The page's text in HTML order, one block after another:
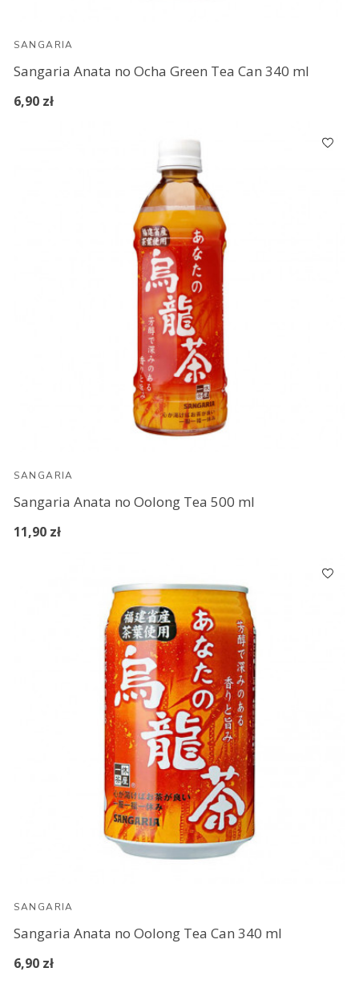
SANGARIA
Sangaria Anata no Ocha Green Tea Can 340 ml
6,90 zł
SANGARIA
Sangaria Anata no Oolong Tea 500 ml
11,90 zł
SANGARIA
Sangaria Anata no Oolong Tea Can 340 ml
6,90 zł